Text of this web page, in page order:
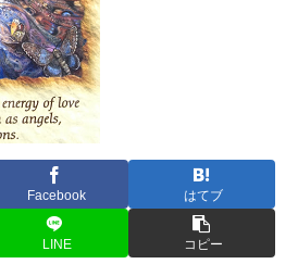
Facebook はてブ
LINE コピー